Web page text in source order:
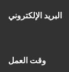
البريد الإلكتروني
وقت العمل